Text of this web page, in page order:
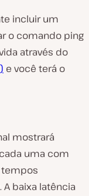
incluir um
o comando ping
através do
e você terá o
mostrará
uma com
A baixa latência